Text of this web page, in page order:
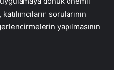
sorularının
yapılmasının